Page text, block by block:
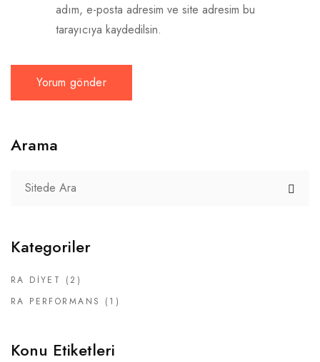
adım, e-posta adresim ve site adresim bu
tarayıcıya kaydedilsin.
Arama
Kategoriler
RA DIYET
(2)
RA PERFORMANS
(1)
Konu Etiketleri